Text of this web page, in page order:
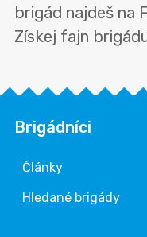
brigád najdeš na
Získej fajn
Brigádníci
Články
Hledané brigády